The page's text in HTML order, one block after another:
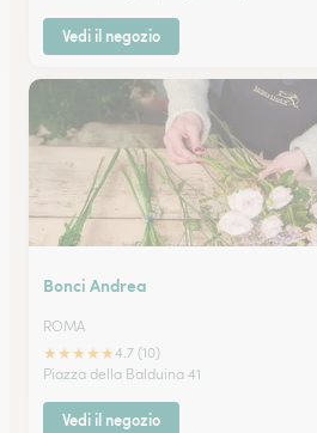
Vedi il negozio
Bonci Andrea
ROMA
★★★★★4.7 (10)
Piazza della Balduina 41
Vedi il negozio